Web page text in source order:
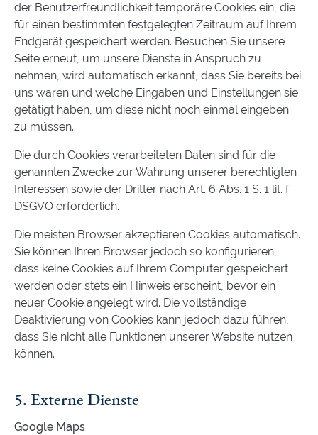
der Benutzerfreundlichkeit temporäre Cookies ein, die
für einen bestimmten festgelegten Zeitraum auf Ihrem
Endgerät gespeichert werden. Besuchen Sie unsere
Seite erneut, um unsere Dienste in Anspruch zu
nehmen, wird automatisch erkannt, dass Sie bereits bei
uns waren und welche Eingaben und Einstellungen sie
getätigt haben, um diese nicht noch einmal eingeben
zu müssen.
Die durch Cookies verarbeiteten Daten sind für die
genannten Zwecke zur Wahrung unserer berechtigten
Interessen sowie der Dritter nach Art. 6 Abs. 1 S. 1 lit. f
DSGVO erforderlich.
Die meisten Browser akzeptieren Cookies automatisch.
Sie können Ihren Browser jedoch so konfigurieren,
dass keine Cookies auf Ihrem Computer gespeichert
werden oder stets ein Hinweis erscheint, bevor ein
neuer Cookie angelegt wird. Die vollständige
Deaktivierung von Cookies kann jedoch dazu führen,
dass Sie nicht alle Funktionen unserer Website nutzen
können.
5. Externe Dienste
Google Maps